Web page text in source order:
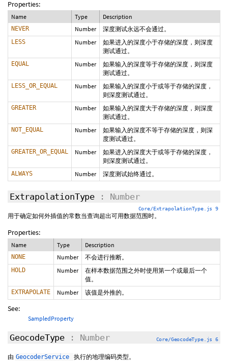
Properties:
Name Type Description
NEVER Number 深度测试永远不会通过。
LESS Number
如果进入的深度小于存储的深度，则深度
测试通过。
EQUAL Number
如果输入的深度等于存储的深度，则深度
测试通过。
LESS_OR_EQUAL Number
如果输入的深度小于或等于存储的深度，
则深度测试通过。
GREATER Number
如果输入的深度大于存储的深度，则深度
测试通过。
NOT_EQUAL Number
如果输入的深度不等于存储的深度，则深
度测试通过。
GREATER_OR_EQUAL Number
如果进入的深度大于或等于存储的深度，
则深度测试通过。
ALWAYS Number 深度测试始终通过。
ExtrapolationType : Number
Core/ExtrapolationType.js 9
用于确定如何外插值的常数当查询超出可用数据范围时。
Properties:
Name Type Description
NONE Number 不会进行推断。
HOLD Number
在样本数据范围之外时使用第一个或最后一个
值。
EXTRAPOLATE Number 该值是外推的。
See:
SampledProperty
GeocodeType : Number Core/GeocodeType.js 6
由 GeocoderService 执行的地理编码类型。